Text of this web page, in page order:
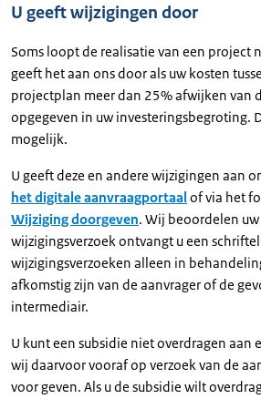
U geeft wijzigingen door
Soms loopt de realisatie van een project
geeft het aan ons door als uw kosten
projectplan meer dan 25% afwijken van
opgegeven in uw investeringsbegroting.
mogelijk.
U geeft deze en andere wijzigingen aan
het digitale aanvraagportaal of via het
Wijziging doorgeven. Wij beoordelen
wijzigingsverzoek ontvangt u een
wijzigingsverzoeken alleen in
afkomstig zijn van de aanvrager of de
intermediair.
U kunt een subsidie niet overdragen aan
wij daarvoor vooraf op verzoek van de
voor geven. Als u de subsidie wilt